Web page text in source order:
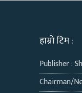
हाम्रो टिम :
Publisher :
Chairman/